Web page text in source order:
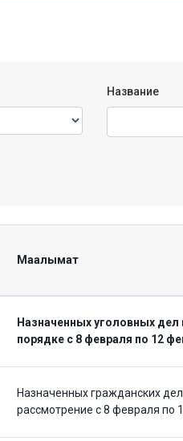
Название
Маалымат
Назначенных уголовных
порядке с 8 февраля по 12
Назначенных гражданских
рассмотрение с 8 февраля по